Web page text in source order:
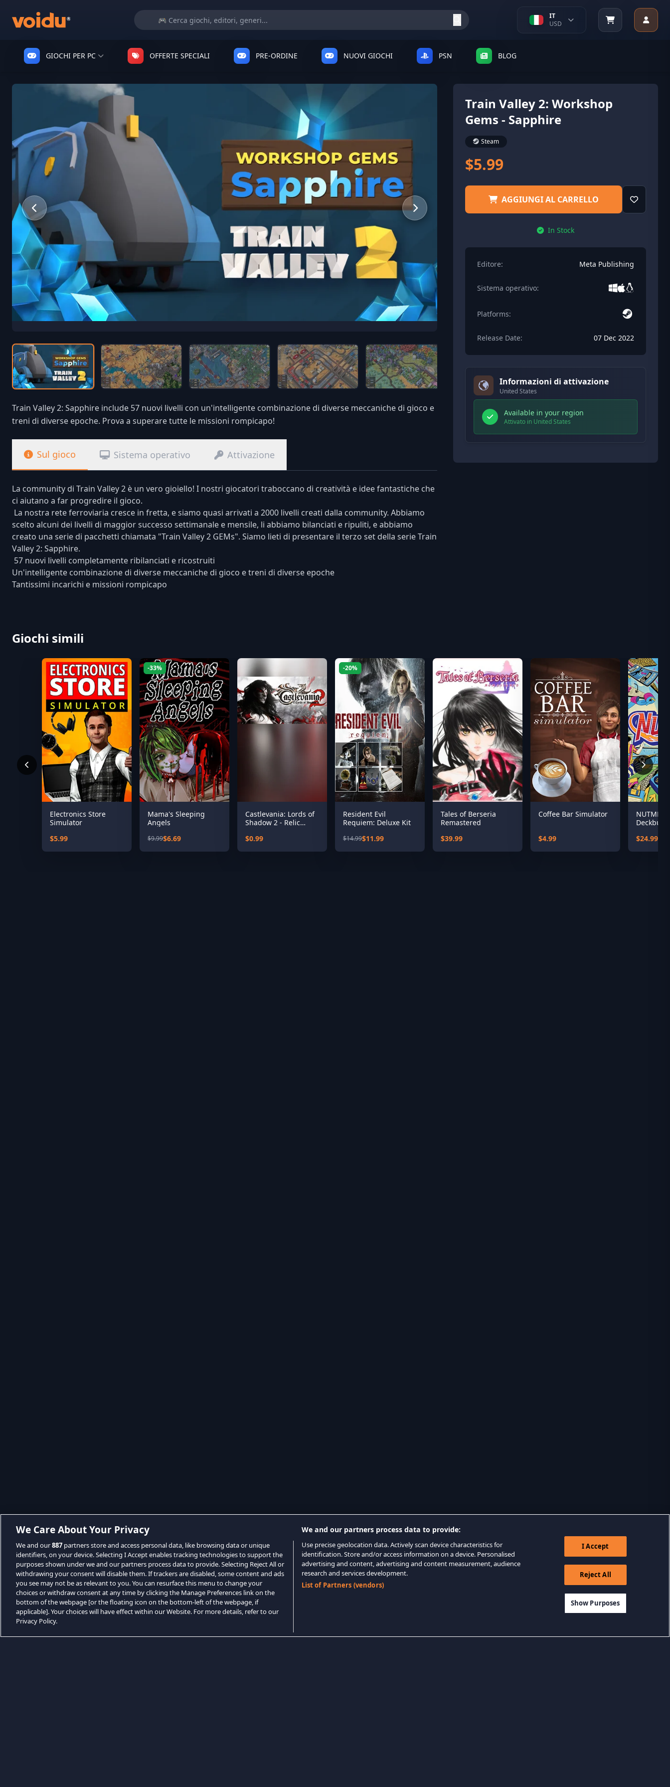
IT
USD
GIOCHI PER PC OFFERTE SPECIALI PRE-ORDINE NUOVI GIOCHI PSN BLOG
Train Valley 2: Sapphire include 57 nuovi livelli con un'intelligente combinazione di diverse meccaniche di gioco e
treni di diverse epoche. Prova a superare tutte le missioni rompicapo!
Sul gioco Sistema operativo Attivazione
La community di Train Valley 2 è un vero gioiello! I nostri giocatori traboccano di creatività e idee fantastiche che
ci aiutano a far progredire il gioco.
La nostra rete ferroviaria cresce in fretta, e siamo quasi arrivati a 2000 livelli creati dalla community. Abbiamo
scelto alcuni dei livelli di maggior successo settimanale e mensile, li abbiamo bilanciati e ripuliti, e abbiamo
creato una serie di pacchetti chiamata "Train Valley 2 GEMs". Siamo lieti di presentare il terzo set della serie Train
Valley 2: Sapphire.
57 nuovi livelli completamente ribilanciati e ricostruiti
Un'intelligente combinazione di diverse meccaniche di gioco e treni di diverse epoche
Tantissimi incarichi e missioni rompicapo
Train Valley 2: Workshop
Gems - Sapphire
Steam
$5.99
AGGIUNGI AL CARRELLO
In Stock
Editore: Meta Publishing
Sistema operativo:
Platforms:
Release Date: 07 Dec 2022
Informazioni di attivazione
United States
Available in your region
Attivato in United States
Giochi simili
Electronics Store
Simulator
$5.99
-33%
Mama's Sleeping
Angels
$9.99$6.69
Castlevania: Lords of
Shadow 2 - Relic
$0.99
-20%
Resident Evil
Requiem: Deluxe Kit
$14.99$11.99
Tales of Berseria
Remastered
$39.99
Coffee Bar Simulator
$4.99 $24.99
We Care About Your Privacy
We and our887 partners store and access personal data, like browsing data or unique
identifiers, on your device. Selecting I Accept enables tracking technologies to support the
purposes shown under we and our partners process data to provide. Selecting Reject All or
withdrawing your consent will disable them. If trackers are disabled, some content and ads
you see may not be as relevant to you. You can resurface this menu to change your
choices or withdraw consent at any time by clicking the Manage Preferences link on the
bottom of the webpage [or the floating icon on the bottom-left of the webpage, if
applicable]. Your choices will have effect within our Website. For more details, refer to our
Privacy Policy.
We and our partners process data to provide:
Use precise geolocation data. Actively scan device characteristics for
identification. Store and/or access information on a device. Personalised
advertising and content, advertising and content measurement, audience
research and services development.
List of Partners (vendors)
I Accept
Reject All
Show Purposes